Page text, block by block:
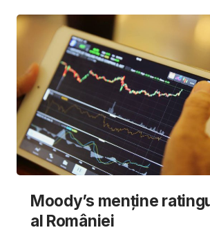
Moody’s menține
al României